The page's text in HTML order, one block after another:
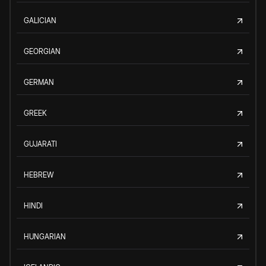
GALICIAN
GEORGIAN
GERMAN
GREEK
GUJARATI
HEBREW
HINDI
HUNGARIAN